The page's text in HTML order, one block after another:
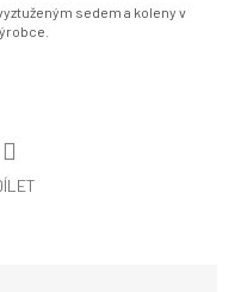
sedem a koleny v